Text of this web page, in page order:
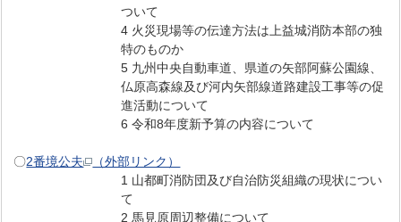
ついて
4 火災現場等の伝達方法は上益城消防本部の独
特のものか
5 九州中央自動車道、県道の矢部阿蘇公園線、
仏原高森線及び河内矢部線道路建設工事等の促
進活動について
6 令和8年度新予算の内容について
〇2番境公夫
（外部リンク）
1 山都町消防団及び自治防災組織の現状につい
て
2 馬見原周辺整備について